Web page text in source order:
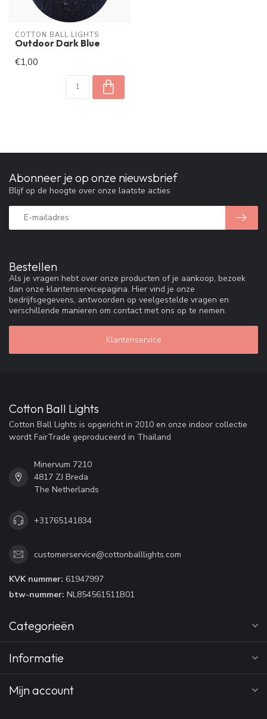
COTTON BALL LIGHTS
Outdoor Dark Blue
€1,00
Bestellen
Als je vragen hebt over onze producten of je aankoop, bezoek
dan onze klantenservicepagina. Hier vind je onze
bedrijfsgegevens, antwoorden op veelgestelde vragen en
verschillende manieren om contact met ons op te nemen.
Klantenservice
Abonneer je op onze nieuwsbrief
Blijf op de hoogte over onze laatste acties
Cotton Ball Lights
Cotton Ball Lights is opgericht in 2010 en onze indoor collectie
wordt FairTrade geproduceerd in Thailand
Minervum 7210
4817 ZJ Breda
The Netherlands
+31765141834
customerservice@cottonballlights.com
KVK nummer: 61947997
btw-nummer: NL854561511B01
Categorieën
Informatie
Mijn account